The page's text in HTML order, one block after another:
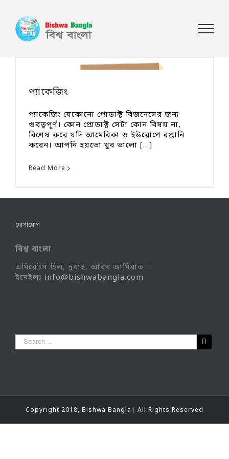
প্যাকেজিং
প্যাকেজিং যেকোনো প্রোডাক্ট বিজনেসের জন্য
গুরত্বপূর্ণ। কোন প্রোডাক্ট সেটা কোন বিষয় না,
বিশেষ করে যদি আমেরিকা ও ইউরোপে রপ্তানি
করেন। আপনি হয়তো খুব ভালো [...]
Read More
যোগাযোগ
বিশ্ব বাংলা
এমিরেটস হিল, দুবাই, আরব আমিরাত ।
ইমেইলঃ info@bishwabangla.com
Copyright 2018, Bishwa Bangla| All Rights Reserved